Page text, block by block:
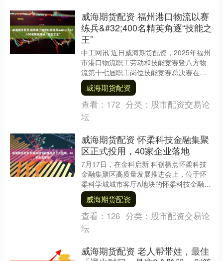
威海期货配资 福州港口物流以赛
练兵&#32;400名精英角逐“技能之
王”
中工网讯 近日威海期货配资，2025年福州
市港口物流职工劳动和技能竞赛暨八方物
流第十七届职工岗位技能竞赛总决赛在马
尾保税区大榕树物流园擂响决胜战鼓。近
400名一....
威海期货配资
查看： 172 分类： 股市配资交易论
坛
威海期货配资 怀柔科技金融集聚
区正式投用，40家企业落地
7月17日，在金科启新 科创栖点怀柔科技
金融集聚区高质量发展推进会上，位于怀
柔科学城城市客厅A地块的怀柔科技金融集
聚区正式揭牌威海期货配资，翎雁计划专
项政策同步....
威海期货配资
查看： 126 分类： 股市配资交易论
坛
威海期货配资 老人帮带娃，最佳